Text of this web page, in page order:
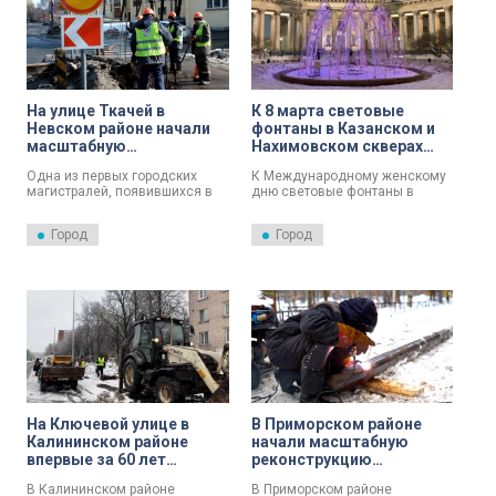
сам трубопровод был построен
ещё в 1980–1990‑х годах.
На улице Ткачей в
Невском районе начали
масштабную
освещения
Одна из первых городских
магистралей, появившихся в
Октябрьской революции, —
улица Ткачей — вскоре
этом сообщили в комитете по
энергетике и инженерному
обеспечению Петербурга.
Город
К 8 марта световые
фонтаны в Казанском и
Нахимовском скверах
цвет
К Международному женскому
дню световые фонтаны в
скверах Петербурга украсят
особой подсветкой. С 8 марта
весну, нежность и
женственность.
Город
На Ключевой улице в
Калининском районе
впервые за 60 лет
В Калининском районе
В Приморском районе
начали масштабную
реконструкцию
В Приморском районе